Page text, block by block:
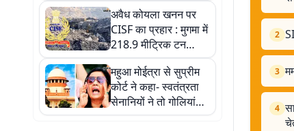
अवैध कोयला खनन पर
CISF का प्रहार : मुगमा में
218.9 मीट्रिक टन
कोयला जब्त, जानें कितनी
है कीमत
महुआ मोईत्रा से सुप्रीम
कोर्ट ने कहा- स्वतंत्रता
सेनानियों ने तो गोलियां
खायीं थीं, आपको अंडे से
2
3
4